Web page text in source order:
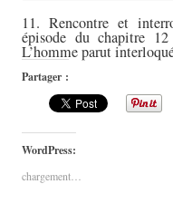
11. Rencontre et
épisode du chapitre
L’homme parut
Partager :
WordPress:
chargement…